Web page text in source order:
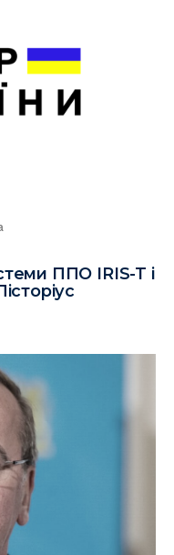
ППО IRIS-T і